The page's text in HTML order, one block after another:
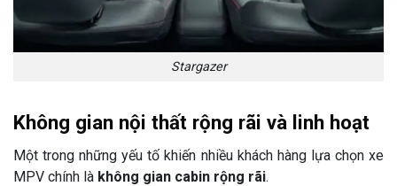
Stargazer
Không gian nội thất rộng rãi và linh hoạt
Một trong những yếu tố khiến nhiều khách hàng lựa chọn xe
MPV chính là không gian cabin rộng rãi.